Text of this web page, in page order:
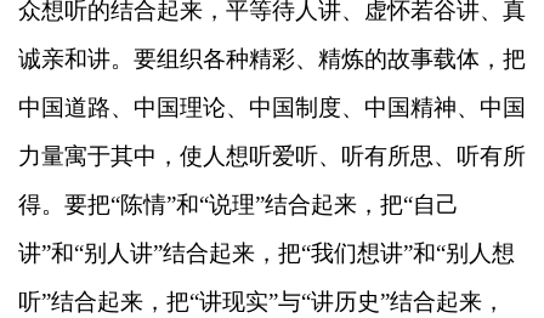
众想听的结合起来，平等待人讲、虚怀若谷讲、真
诚亲和讲。要组织各种精彩、精炼的故事载体，把
中国道路、中国理论、中国制度、中国精神、中国
力量寓于其中，使人想听爱听、听有所思、听有所
得。要把“陈情”和“说理”结合起来，把“自己
讲”和“别人讲”结合起来，把“我们想讲”和“别人想
听”结合起来，把“讲现实”与“讲历史”结合起来，